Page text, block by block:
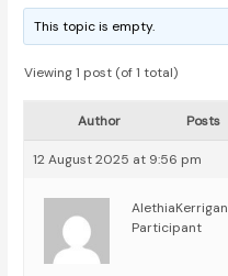
This topic is empty.
Viewing 1 post (of 1 total)
Author Posts
12 August 2025 at 9:56 pm
AlethiaKerrigan
Participant